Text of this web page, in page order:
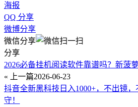
海报
QQ 分享
微博分享
微信分享
分享
2026必备挂机阅读软件靠谱吗？新菠
« 上一篇2026-06-23
抖音全新黑科技日入1000+，不出镜
守！